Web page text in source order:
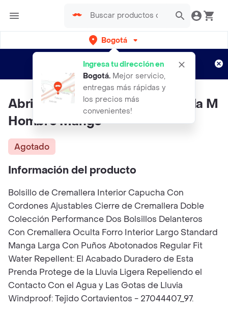
Bogotá
Ingresa tu dirección en
Bogotá. Mejor servicio,
entregas más rápidas y
los precios más
convenientes!
envíos gratis por semanas
Aplican TyC
Abrigo Parka Dravol Asfalto Talla M
Hombre Mango
Agotado
Información del producto
Bolsillo de Cremallera Interior Capucha Con
Cordones Ajustables Cierre de Cremallera Doble
Colección Performance Dos Bolsillos Delanteros
Con Cremallera Oculta Forro Interior Largo Standard
Manga Larga Con Puños Abotonados Regular Fit
Water Repellent: El Acabado Duradero de Esta
Prenda Protege de la Lluvia Ligera Repeliendo el
Contacto Con el Agua y Las Gotas de Lluvia
Windproof: Tejido Cortavientos - 27044407_97.